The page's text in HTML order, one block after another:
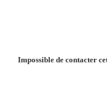
Impossible de contacter